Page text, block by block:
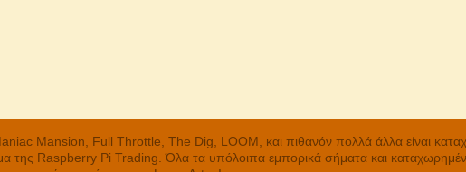
Mansion, Full Throttle, The Dig, LOOM, και πιθανόν πολλά άλλα είναι
της Raspberry Pi Trading. Όλα τα υπόλοιπα εμπορικά σήματα και καταχωρημένα